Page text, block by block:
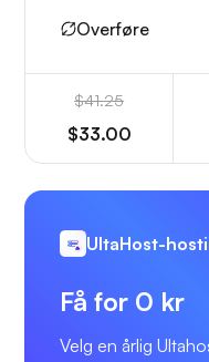
Overføre
$41.25
$33.00
UltaHost-
Få for 0 kr
Velg en årlig